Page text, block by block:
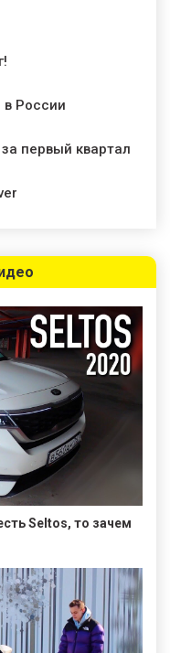
России
первый квартал
Seltos, то зачем